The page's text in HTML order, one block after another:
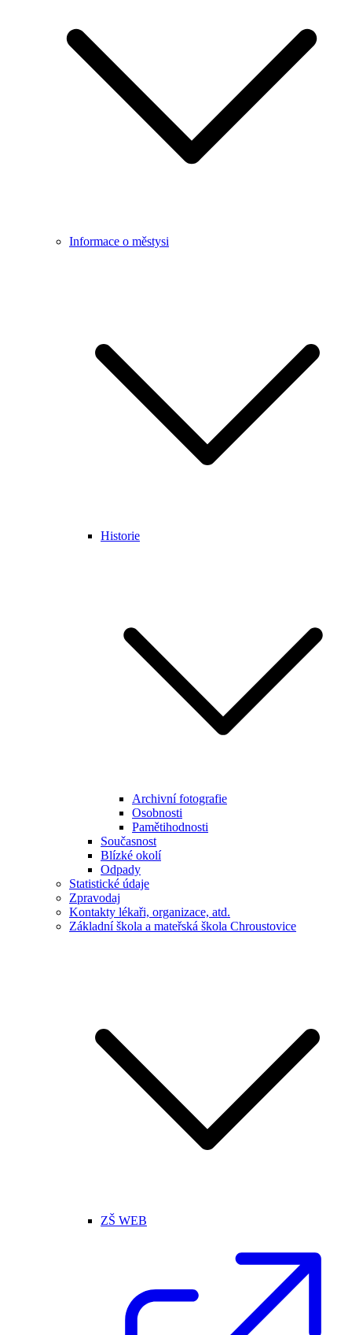
Informace o městysi
Historie
Archivní fotografie
Osobnosti
Pamětihodnosti
Současnost
Blízké okolí
Odpady
Statistické údaje
Zpravodaj
Kontakty lékaři, organizace, atd.
Základní škola a mateřská škola Chroustovice
ZŠ WEB